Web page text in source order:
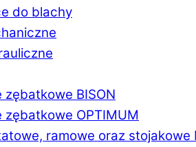
do blachy
zębatkowe BISON
zębatkowe OPTIMUM
ramowe oraz stojakowe